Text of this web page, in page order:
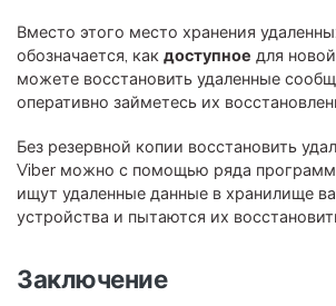
Вместо этого место хранения
обозначается, как доступное для
можете восстановить удаленные
оперативно займетесь их
Без резервной копии восстановить
Viber можно с помощью ряда
ищут удаленные данные в хранилище
устройства и пытаются их
Заключение